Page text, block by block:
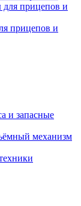
прицепов и
и запасные
механизм